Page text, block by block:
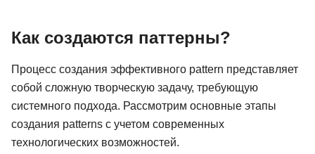
Как создаются паттерны?
Процесс создания эффективного pattern представляет
собой сложную творческую задачу, требующую
системного подхода. Рассмотрим основные этапы
создания patterns с учетом современных
технологических возможностей.